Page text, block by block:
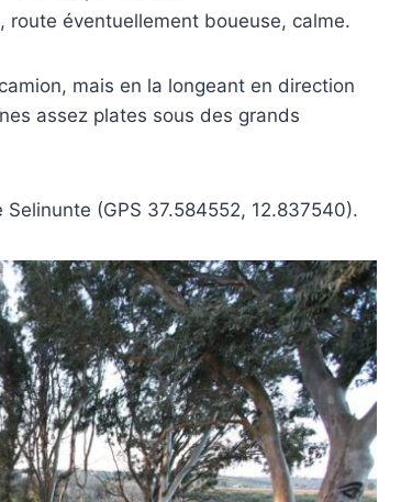
route éventuellement boueuse, calme.
mais en la longeant en direction
assez plates sous des grands
(GPS 37.584552, 12.837540).